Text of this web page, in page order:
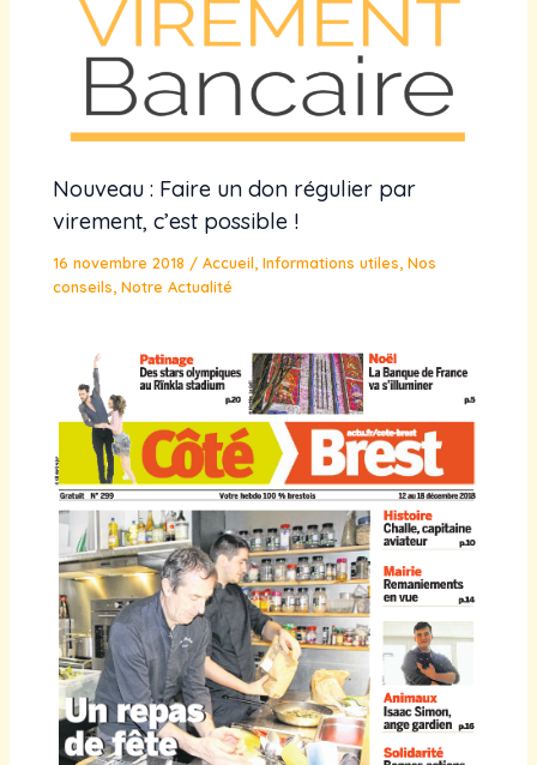
Nouveau : Faire un don régulier par
virement, c’est possible !
16 novembre 2018 /Accueil,Informations utiles,Nos
conseils,Notre Actualité